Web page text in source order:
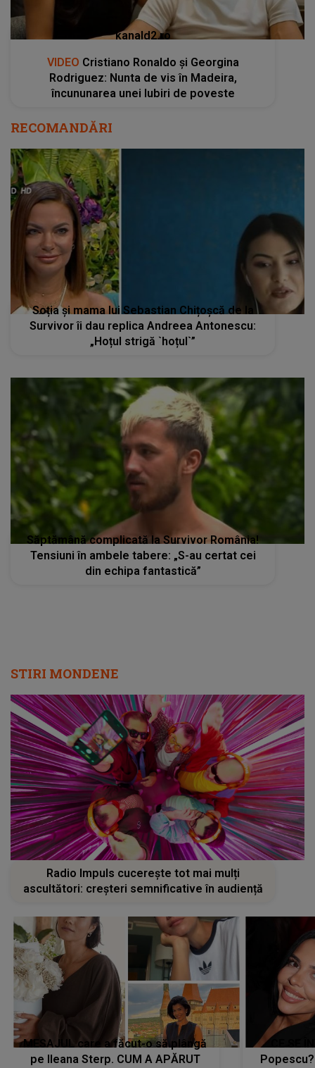
kanald2.ro
VIDEO Cristiano Ronaldo și Georgina
Rodriguez: Nunta de vis în Madeira,
încununarea unei Iubiri de poveste
RECOMANDĂRI
Soția și mama lui Sebastian Chițoșcă de la
Survivor îi dau replica Andreea Antonescu:
„Hoțul strigă `hoțul`”
Săptămână complicată la Survivor România!
Tensiuni în ambele tabere: „S-au certat cei
din echipa fantastică”
STIRI MONDENE
Radio Impuls cucerește tot mai mulți
ascultători: creșteri semnificative în audiență
MESAJUL care a făcut-o să plângă
pe Ileana Sterp. CUM A APĂRUT